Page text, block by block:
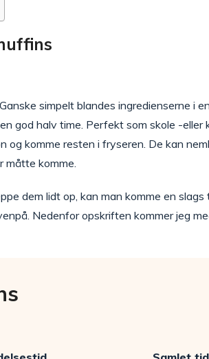
simpelt blandes ingredienserne i
god halv time. Perfekt som skole -eller
og komme resten i fryseren. De kan
komme.
dem lidt op, kan man komme en
Nedenfor opskriften kommer jeg